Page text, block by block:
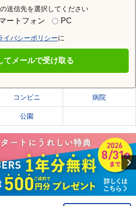
送信先を選択してください
ートフォン PC
イバシーポリシーに
てメールで受け取る
の情報を見る
コンビニ 病院
公園